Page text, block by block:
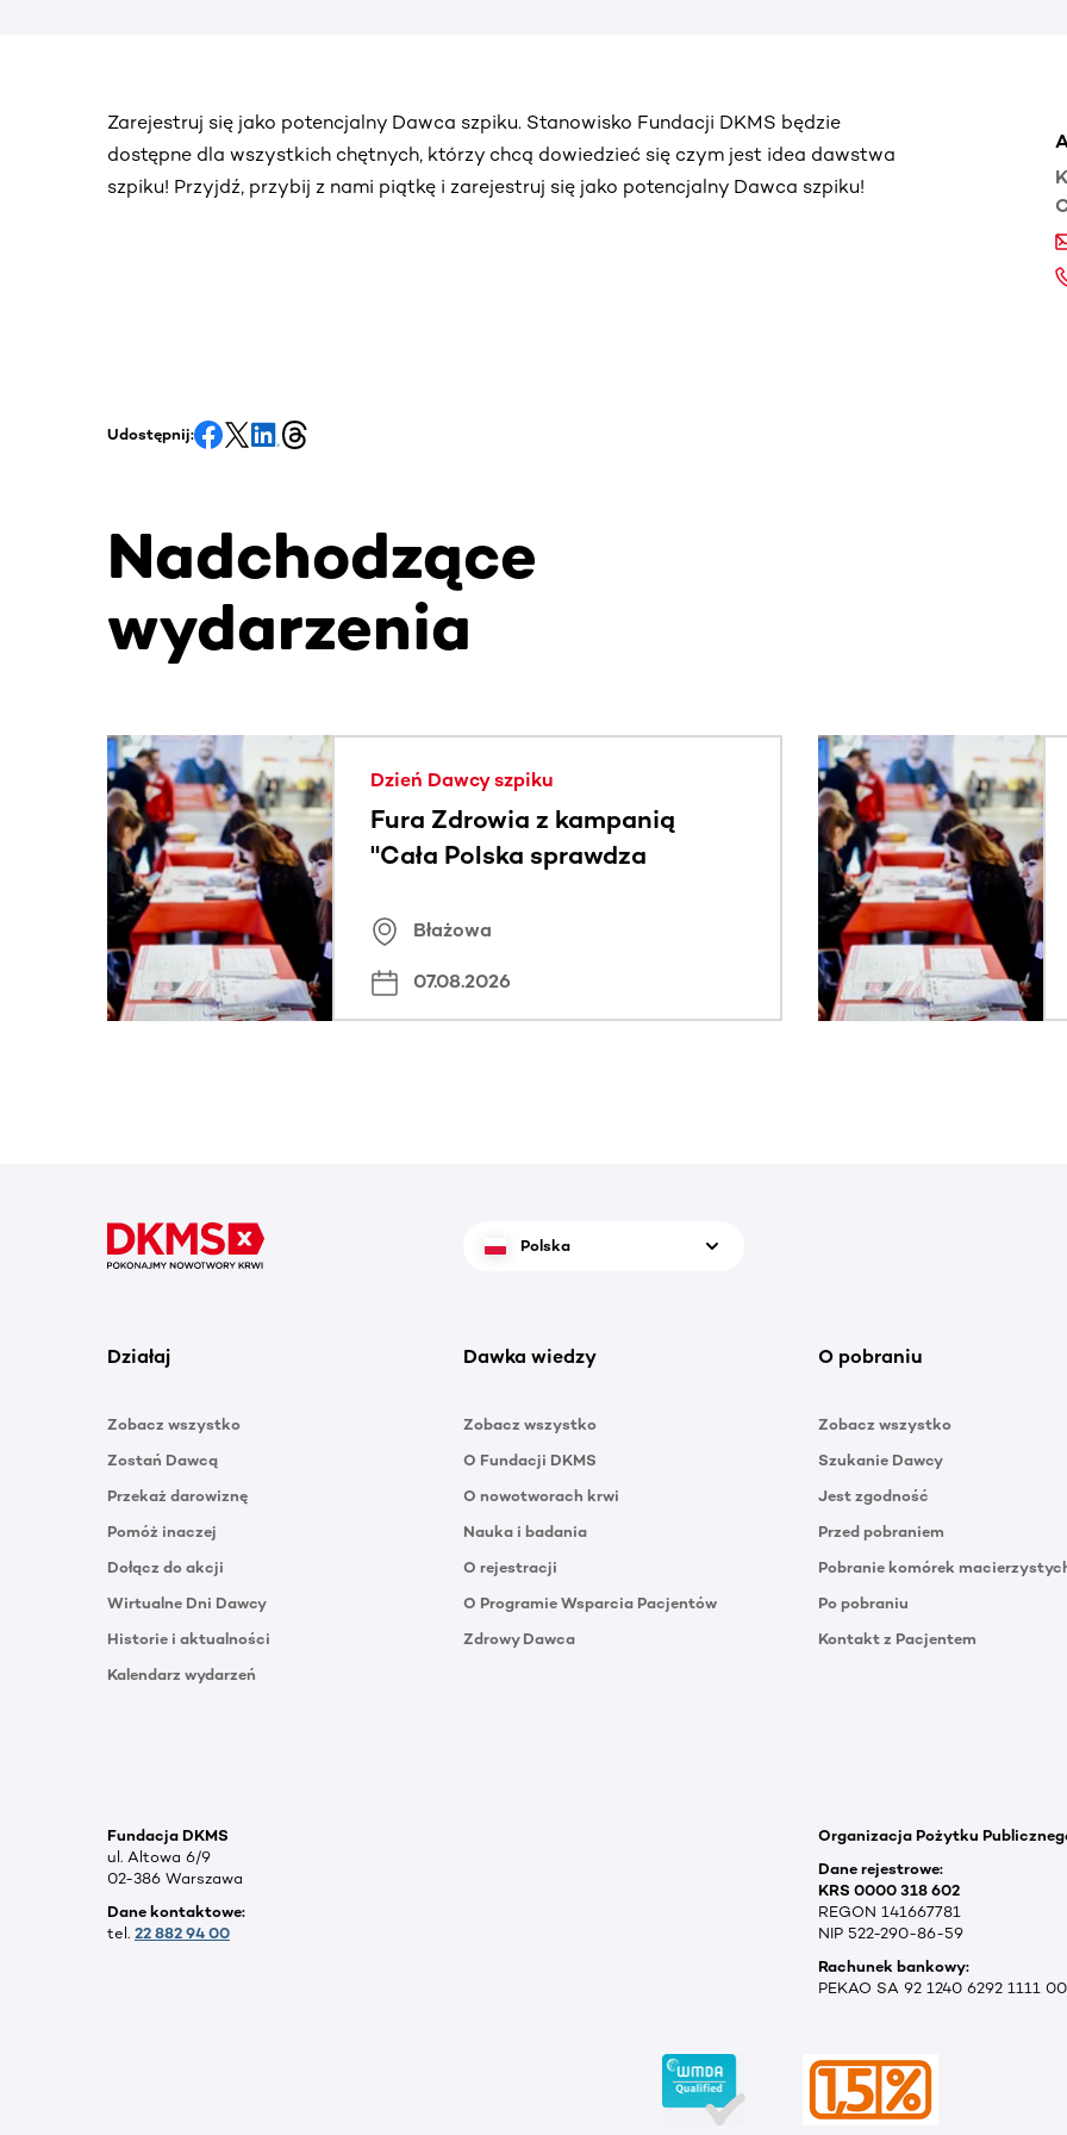
Zarejestruj się jako potencjalny Dawca szpiku. Stanowisko Fundacji DKMS będzie
dostępne dla wszystkich chętnych, którzy chcą dowiedzieć się czym jest idea dawstwa
szpiku! Przyjdź, przybij z nami piątkę i zarejestruj się jako potencjalny Dawca szpiku!
Udostępnij:
Nadchodzące
wydarzenia
Ta sekcja zawiera treści przewijane w poziomie. Użyj klawisza Tab lub przesuń palcem, aby zobaczyć
Dzień Dawcy szpiku
Fura Zdrowia z kampanią
"Cała Polska sprawdza
Błażowa
07.08.2026
Polska
Działaj
Zobacz wszystko
Zostań Dawcą
Przekaż darowiznę
Pomóż inaczej
Dołącz do akcji
Wirtualne Dni Dawcy
Historie i aktualności
Kalendarz wydarzeń
Dawka wiedzy
Zobacz wszystko
O Fundacji DKMS
O nowotworach krwi
Nauka i badania
O rejestracji
O Programie Wsparcia Pacjentów
Zdrowy Dawca
O pobraniu
Zobacz wszystko
Szukanie Dawcy
Jest zgodność
Przed pobraniem
Pobranie komórek
Po pobraniu
Kontakt z Pacjentem
Fundacja DKMS
ul. Altowa 6/9
02-386 Warszawa
Dane kontaktowe:
tel. 22 882 94 00
Organizacja Pożytku
Dane rejestrowe:
KRS 0000 318 602
REGON 141667781
NIP 522-290-86-59
Rachunek bankowy:
PEKAO SA 92 1240 6292 1111